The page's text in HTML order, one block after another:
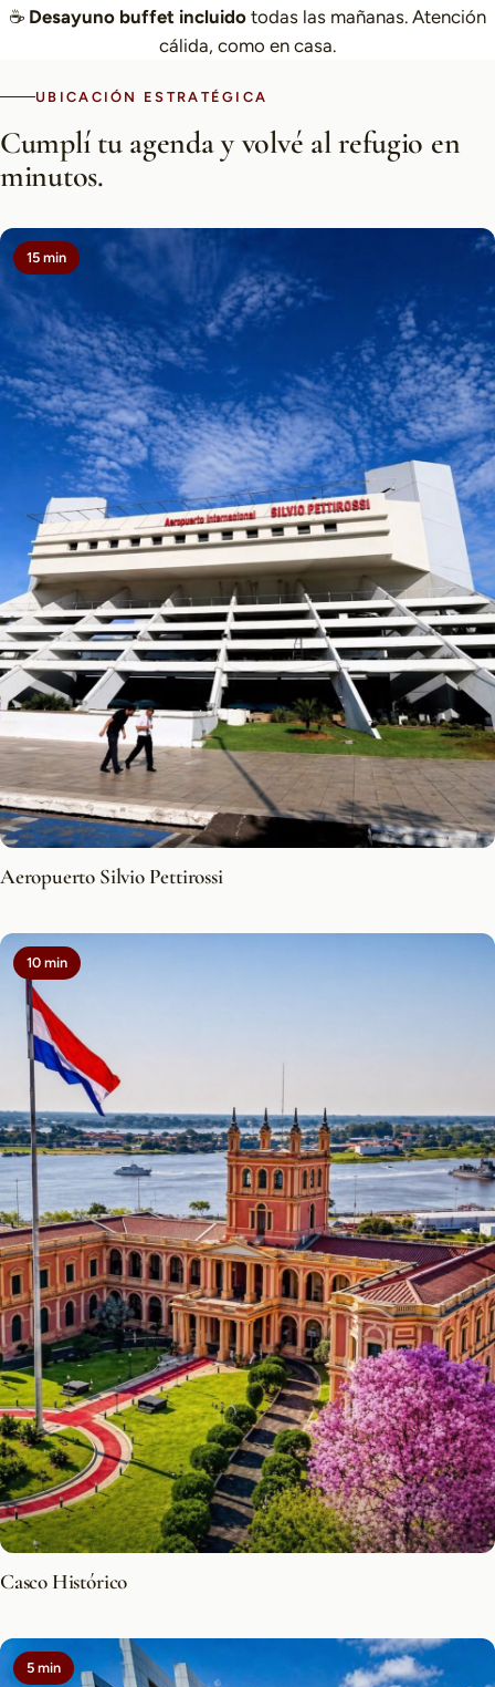
☕ Desayuno buffet incluido todas las mañanas. Atención
cálida, como en casa.
UBICACIÓN ESTRATÉGICA
Cumplí tu agenda y volvé al refugio en
minutos.
15 min
Aeropuerto Silvio Pettirossi
10 min
Casco Histórico
5 min